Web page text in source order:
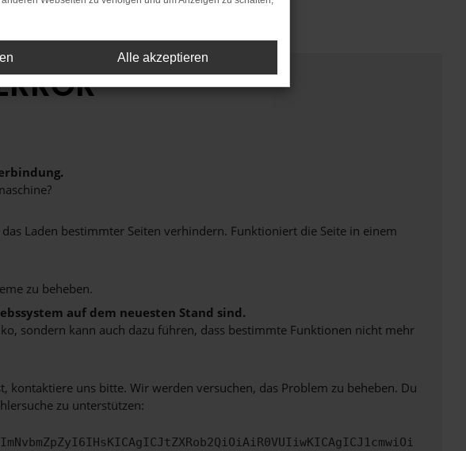
Laden bestimmter Seiten verhindern. Funktioniert die Seite in einem
zu beheben.
auf dem neuesten Stand sind.
sondern kann auch dazu führen, dass bestimmte Funktionen nicht mehr
kontaktiere uns bitte. Wir werden versuchen, das Problem zu beheben. Du
zu unterstützen:
Alle akzeptieren